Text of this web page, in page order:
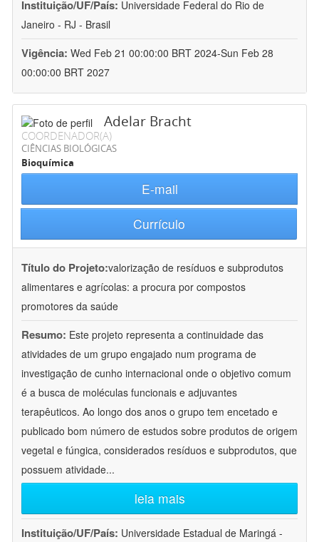
Instituição/UF/País: Universidade Federal do Rio de
Janeiro - RJ - Brasil
Vigência: Wed Feb 21 00:00:00 BRT 2024-Sun Feb 28
00:00:00 BRT 2027
Adelar Bracht
COORDENADOR(A)
CIÊNCIAS BIOLÓGICAS
Bioquímica
E-mail
Currículo
Título do Projeto:valorização de resíduos e subprodutos
alimentares e agrícolas: a procura por compostos
promotores da saúde
Resumo: Este projeto representa a continuidade das
atividades de um grupo engajado num programa de
investigação de cunho internacional onde o objetivo comum
é a busca de moléculas funcionais e adjuvantes
terapêuticos. Ao longo dos anos o grupo tem encetado e
publicado bom número de estudos sobre produtos de origem
vegetal e fúngica, considerados resíduos e subprodutos, que
possuem atividade...
leia mais
Instituição/UF/País: Universidade Estadual de Maringá -